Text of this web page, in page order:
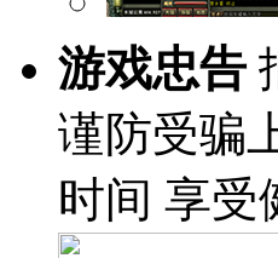
游戏忠告
谨防受骗
时间 享受